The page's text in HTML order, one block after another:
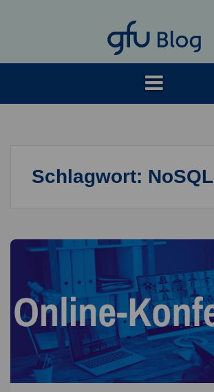
Schlagwort: NoSQL